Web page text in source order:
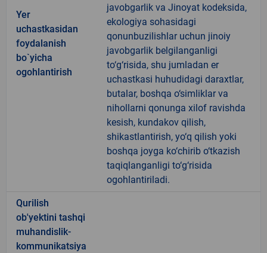
Yer
uchastkasidan
foydalanish
bo`yicha
ogohlantirish
javobgarlik va Jinoyat kodeksida,
ekologiya sohasidagi
qonunbuzilishlar uchun jinoiy
javobgarlik belgilanganligi
to‘g‘risida, shu jumladan er
uchastkasi huhudidagi daraxtlar,
butalar, boshqa o‘simliklar va
nihollarni qonunga xilof ravishda
kesish, kundakov qilish,
shikastlantirish, yo‘q qilish yoki
boshqa joyga ko‘chirib o‘tkazish
taqiqlanganligi to‘g‘risida
ogohlantiriladi.
Qurilish
ob'yektini tashqi
muhandislik-
kommunikatsiya